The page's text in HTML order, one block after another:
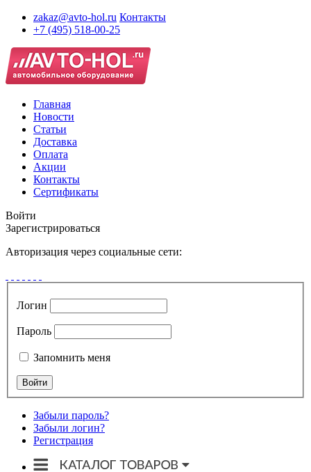
zakaz@avto-hol.ru Контакты
+7 (495) 518-00-25
Главная
Новости
Статьи
Доставка
Оплата
Акции
Контакты
Сертификаты
Войти
Зарегистрироваться
Авторизация через социальные сети:
Логин
Пароль
Запомнить меня
Забыли пароль?
Забыли логин?
Регистрация